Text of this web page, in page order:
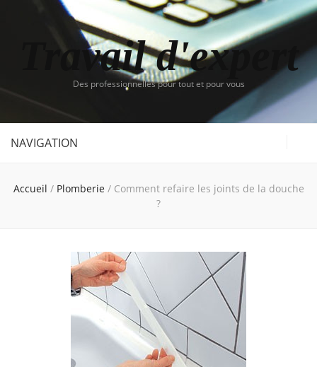
Travail d'expert
Des professionnelles pour tout et pour vous
NAVIGATION
Accueil / Plomberie / Comment refaire les joints de la douche
?